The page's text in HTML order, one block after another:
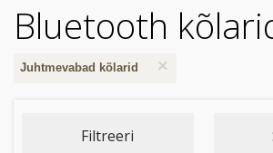
Bluetooth
×
Juhtmevabad kõlarid
Filtreeri